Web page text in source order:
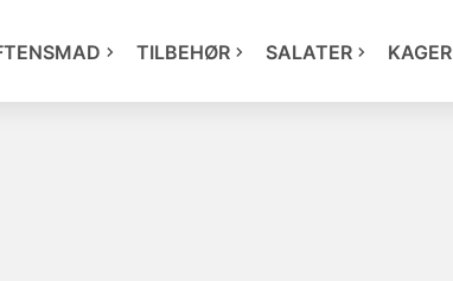
TILBEHØR SALATER KAGER